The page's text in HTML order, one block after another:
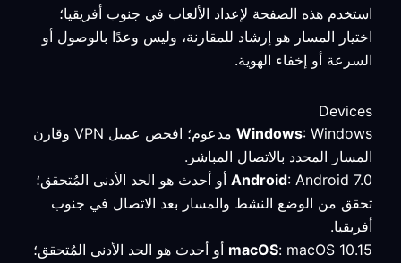
استخدم هذه الصفحة لإعداد الألعاب في جنوب أفريقيا؛
اختيار المسار هو إرشاد للمقارنة، وليس وعدًا بالوصول أو
السرعة أو إخفاء الهوية.
Devices
Windows
: Windows مدعوم؛ افحص عميل VPN وقارن
المسار المحدد بالاتصال المباشر.
Android : Android 7.0 أو أحدث هو الحد الأدنى المُتحقق؛
تحقق من الوضع النشط والمسار بعد الاتصال في جنوب
أفريقيا.
macOS : macOS 10.15 أو أحدث هو الحد الأدنى المُتحقق؛